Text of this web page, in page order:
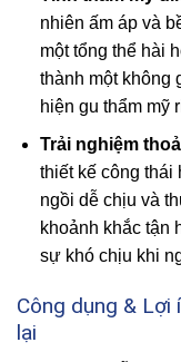
nhiên ấm áp và
một tổng thể hài
thành một không
hiện gu thẩm mỹ
Trải nghiệm
thiết kế công thái
ngồi dễ chịu và
khoảnh khắc tận
sự khó chịu khi
Công dụng & Lợi
lại